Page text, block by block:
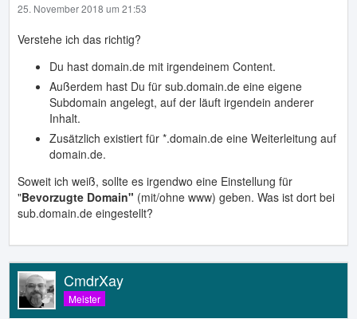
25. November 2018 um 21:53
Verstehe ich das richtig?
Du hast domain.de mit irgendeinem Content.
Außerdem hast Du für sub.domain.de eine eigene
Subdomain angelegt, auf der läuft irgendein anderer
Inhalt.
Zusätzlich existiert für *.domain.de eine Weiterleitung auf
domain.de.
Soweit ich weiß, sollte es irgendwo eine Einstellung für
"Bevorzugte Domain" (mit/ohne www) geben. Was ist dort bei
sub.domain.de eingestellt?
CmdrXay
Meister